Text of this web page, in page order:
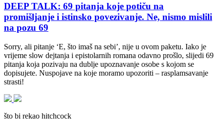
DEEP TALK: 69 pitanja koje potiču na
promišljanje i istinsko povezivanje. Ne, nismo mislili
na pozu 69
Sorry, ali pitanje ‘E, što imaš na sebi’, nije u ovom paketu. Iako je
vrijeme slow dejtanja i epistolarnih romana odavno prošlo, slijedi 69
pitanja koja pozivaju na dublje upoznavanje osobe s kojom se
dopisujete. Nuspojave na koje moramo upozoriti – rasplamsavanje
strasti!
što bi rekao hitchcock